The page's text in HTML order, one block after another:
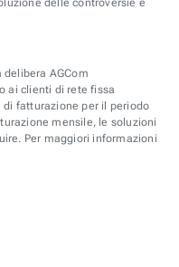
delle controversie è
AGCom
ai clienti di rete fissa
fatturazione per il periodo
mensile, le soluzioni
Per maggiori informazioni